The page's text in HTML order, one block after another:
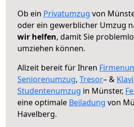
Ob ein Privatumzug von
oder ein gewerblicher Umzug
wir helfen, damit Sie
umziehen können.
Allzeit bereit für Ihren
Seniorenumzug, Tresor– &
Studentenumzug in Münster,
eine optimale Beiladung von
Havelberg.